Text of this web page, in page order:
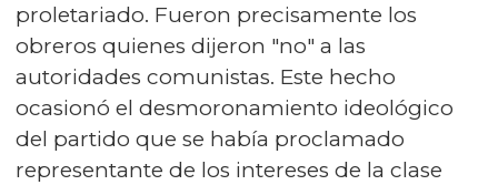
proletariado. Fueron precisamente los
obreros quienes dijeron "no" a las
autoridades comunistas. Este hecho
ocasionó el desmoronamiento ideológico
del partido que se había proclamado
representante de los intereses de la clase